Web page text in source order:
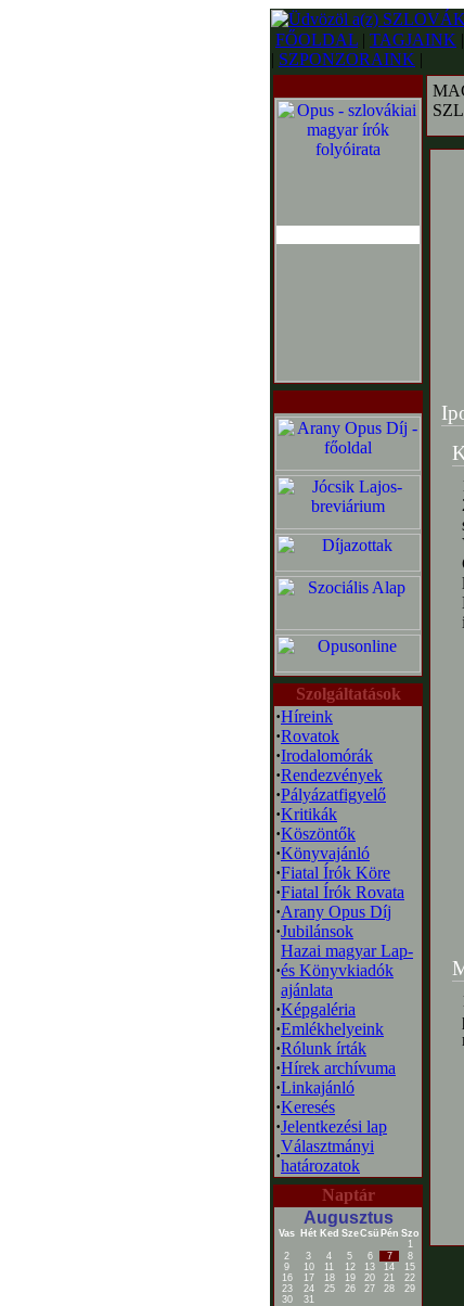
FŐOLDAL | TAGJAINK |
| SZPONZORAINK |
Szolgáltatások
·Híreink
·Rovatok
·Irodalomórák
·Rendezvények
·Pályázatfigyelő
·Kritikák
·Köszöntők
·Könyvajánló
·Fiatal Írók Köre
·Fiatal Írók Rovata
·Arany Opus Díj
·Jubilánsok
·
Hazai magyar Lap-
és Könyvkiadók
ajánlata
·Képgaléria
·Emlékhelyeink
·Rólunk írták
·Hírek archívuma
·Linkajánló
·Keresés
·Jelentkezési lap
·
Választmányi
határozatok
Naptár
Augusztus
Vas Hét Ked SzeCsü Pén Szo
1
2
3 4 5 6 7
8
9
10 11 12 13 14
15
16
17 18 19 20 21
22
23
24 25 26 27 28
29
30
31